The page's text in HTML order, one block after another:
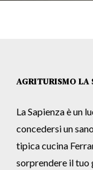
AGRITURISMO LA
La Sapienza è un
concedersi un
tipica cucina
sorprendere il tuo